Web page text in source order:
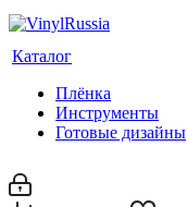
Каталог
Плёнка
Инструменты
Готовые дизайны